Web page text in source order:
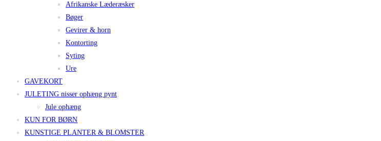
Afrikanske Læderæsker
Bøger
Gevirer & horn
Kontorting
Syting
Ure
GAVEKORT
JULETING nisser ophæng pynt
Jule ophæng
KUN FOR BØRN
KUNSTIGE PLANTER & BLOMSTER